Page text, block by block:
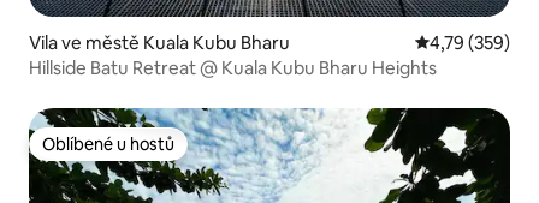
Vila ve městě Kuala Kubu Bharu Průměrné
4,79 (359)
Hillside Batu Retreat @ Kuala Kubu Bharu Heights
Oblíbené u hostů
Oblíbené u hostů